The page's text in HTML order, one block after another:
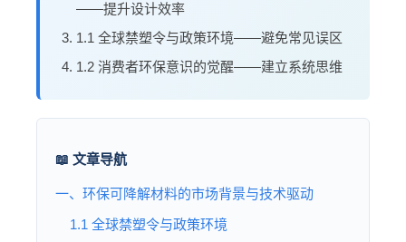
——提升设计效率
1.1 全球禁塑令与政策环境——避免常见误区
1.2 消费者环保意识的觉醒——建立系统思维
📖 文章导航
一、环保可降解材料的市场背景与技术驱动
1.1 全球禁塑令与政策环境